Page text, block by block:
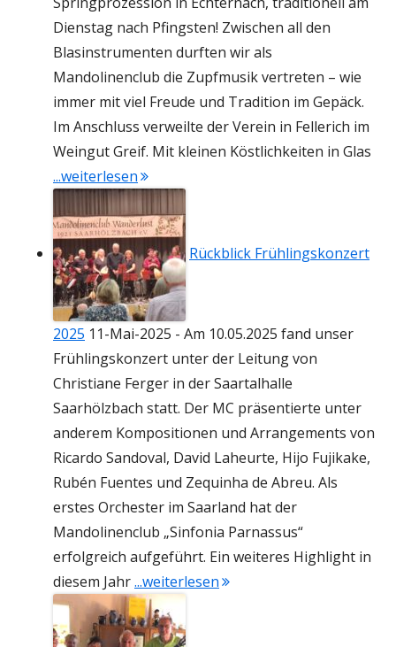
Dienstag nach Pfingsten! Zwischen all den
Blasinstrumenten durften wir als
Mandolinenclub die Zupfmusik vertreten – wie
immer mit viel Freude und Tradition im Gepäck.
Im Anschluss verweilte der Verein in Fellerich im
Weingut Greif. Mit kleinen Köstlichkeiten in Glas
...weiterlesen"Echternacher Springprozession 2025"
Rückblick Frühlingskonzert
2025 11-Mai-2025 - Am 10.05.2025 fand unser
Frühlingskonzert unter der Leitung von
Christiane Ferger in der Saartalhalle
Saarhölzbach statt. Der MC präsentierte unter
anderem Kompositionen und Arrangements von
Ricardo Sandoval, David Laheurte, Hijo Fujikake,
Rubén Fuentes und Zequinha de Abreu. Als
erstes Orchester im Saarland hat der
Mandolinenclub „Sinfonia Parnassus“
erfolgreich aufgeführt. Ein weiteres Highlight in
diesem Jahr...weiterlesen"Rückblick